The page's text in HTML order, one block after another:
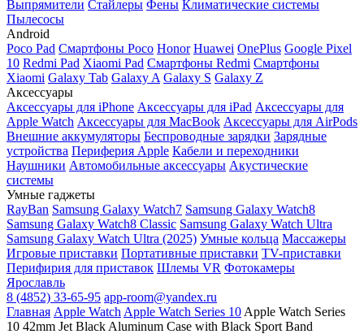
Выпрямители Стайлеры Фены Климатические системы
Пылесосы
Android
Poco Pad Смартфоны Poco Honor Huawei OnePlus Google Pixel
10 Redmi Pad Xiaomi Pad Смартфоны Redmi Смартфоны
Xiaomi Galaxy Tab Galaxy A Galaxy S Galaxy Z
Аксессуары
Аксессуары для iPhone Аксессуары для iPad Аксессуары для
Apple Watch Аксессуары для MacBook Аксессуары для AirPods
Внешние аккумуляторы Беспроводные зарядки Зарядные
устройства Периферия Apple Кабели и переходники
Наушники Автомобильные аксессуары Акустические
системы
Умные гаджеты
RayBan Samsung Galaxy Watch7 Samsung Galaxy Watch8
Samsung Galaxy Watch8 Classic Samsung Galaxy Watch Ultra
Samsung Galaxy Watch Ultra (2025) Умные кольца Массажеры
Игровые приставки Портативные приставки TV-приставки
Перифирия для приставок Шлемы VR Фотокамеры
Ярославль
8 (4852) 33-65-95 app-room@yandex.ru
Главная Apple Watch Apple Watch Series 10 Apple Watch Series
10 42mm Jet Black Aluminum Case with Black Sport Band